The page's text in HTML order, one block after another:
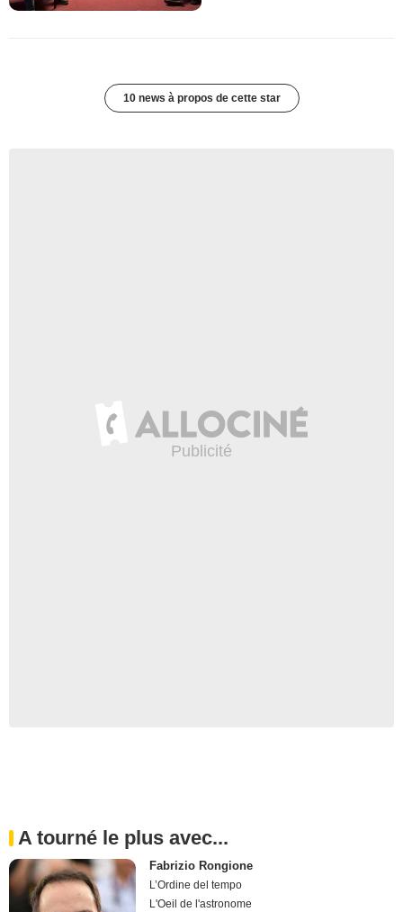
10 news à propos de cette star
A tourné le plus avec...
Fabrizio Rongione
L’Ordine del tempo
L'Oeil de l'astronome